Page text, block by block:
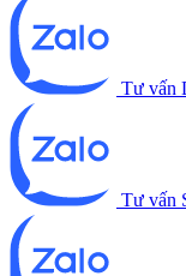
Tư vấn
Tư vấn